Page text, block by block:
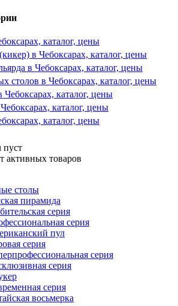
каталог, цены
в Чебоксарах, каталог, цены
в Чебоксарах, каталог, цены
столов в Чебоксарах, каталог, цены
каталог, цены
каталог, цены
каталог, цены
пуст
активных товаров
столы
пирамида
серия
серия
пул
серия
серия
серия
серия
восьмерка